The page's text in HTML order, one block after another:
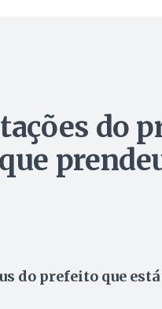
do
do prefeito que